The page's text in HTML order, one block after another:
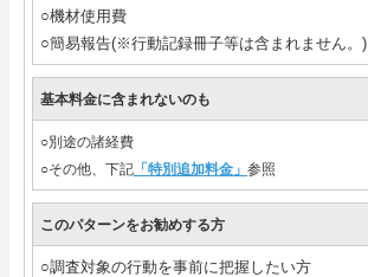
○機材使用費
○簡易報告(※行動記録冊子等は含まれません。)
基本料金に含まれないのも
○別途の諸経費
○その他、下記 「特別追加料金」 参照
このパターンをお勧めする方
○調査対象の行動を事前に把握したい方